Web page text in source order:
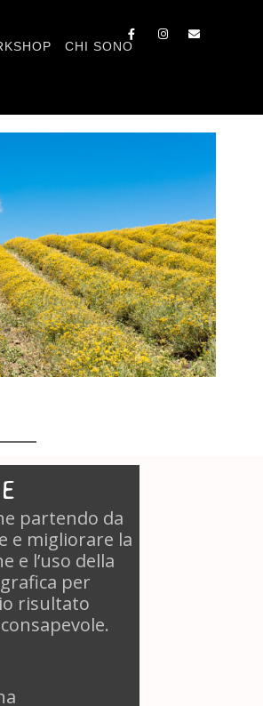
CHI SONO
partendo da
e migliorare la
e l’uso della
per
risultato